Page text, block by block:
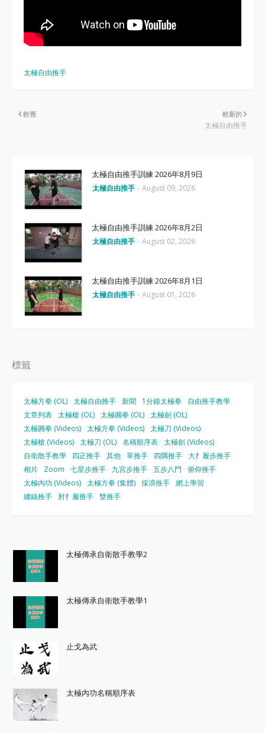
太極自由推手
較新的
太極自由推手
較舊
太極自由推手訓練 2026年8月9日
太極自由推手 - August 09, 2026
太極自由推手訓練 2026年8月2日
太極自由推手 - August 02, 2026
太極自由推手訓練 2026年8月1日
太極自由推手 - August 01, 2026
標籤
太極方拳 (OL) 太極自由推手 新聞 1分鐘太極拳
自由推手教學
文章列表 太極槍 (OL) 太極圓拳 (OL) 太極劍 (OL)
太極圓拳 (Videos) 太極方拳 (Videos) 太極刀 (Videos)
太極槍 (Videos) 太極刀 (OL) 名稱順序表 太極劍 (Videos)
自衛散手教學
四正推手 其他 單推手 四隅推手 大扌履步推手
相片
Zoom 七星步推手 九宮步推手 五步八門
俯仰推手
太極內功 (Videos) 太極方拳 (集體) 採浪推手 網上學習
纏絲推手
肘扌履推手 雙推手
太極傳承自衛散手教學2
太極傳承自衛散手教學1
止戈為武
太極內功名稱順序表